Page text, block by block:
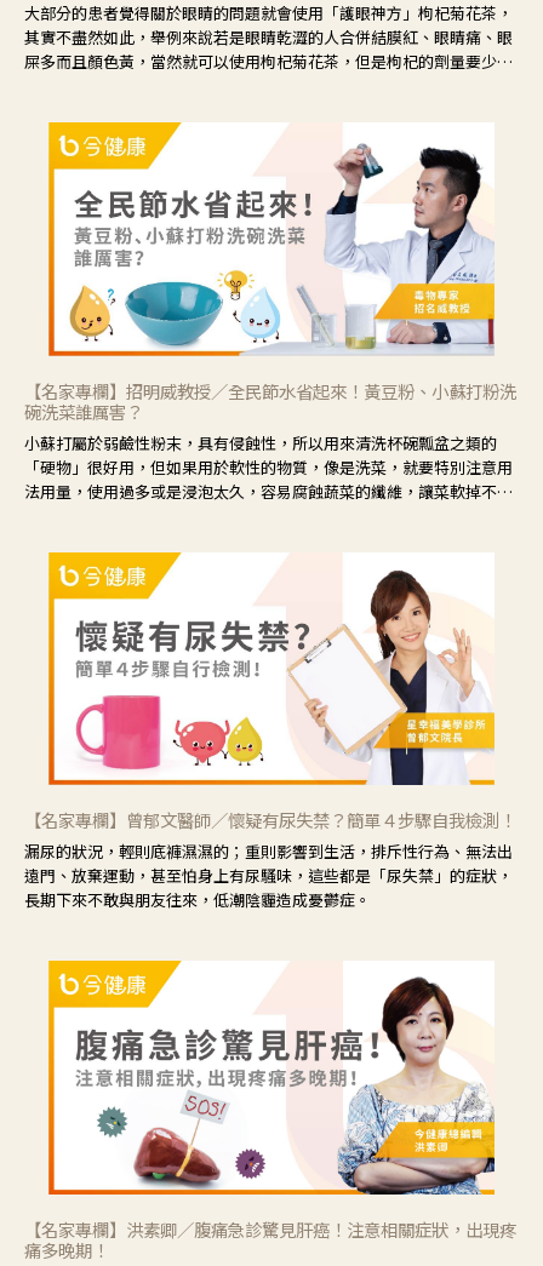
大部分的患者覺得關於眼睛的問題就會使用「護眼神方」枸杞菊花茶，
其實不盡然如此，舉例來說若是眼睛乾澀的人合併結膜紅、眼睛痛、眼
屎多而且顏色黃，當然就可以使用枸杞菊花茶，但是枸杞的劑量要少，
候就要使用菊花、金銀花來治療；假如單純的眼睛乾澀，結膜沒有紅，
眼睛周圍沒有眼屎，這種情況是屬於「陰虛」，就可以使用枸杞、蓮
藕、麥門冬、山藥等比較滋潤的藥材，效果就更顯著。
【名家專欄】招明威教授／全民節水省起來！黃豆粉、小蘇打粉洗
碗洗菜誰厲害？
小蘇打屬於弱鹼性粉末，具有侵蝕性，所以用來清洗杯碗瓢盆之類的
「硬物」很好用，但如果用於軟性的物質，像是洗菜，就要特別注意用
法用量，使用過多或是浸泡太久，容易腐蝕蔬菜的纖維，讓菜軟掉不清
【名家專欄】曾郁文醫師／懷疑有尿失禁？簡單４步驟自我檢測！
漏尿的狀況，輕則底褲濕濕的；重則影響到生活，排斥性行為、無法出
遠門、放棄運動，甚至怕身上有尿騷味，這些都是「尿失禁」的症狀，
長期下來不敢與朋友往來，低潮陰霾造成憂鬱症。
【名家專欄】洪素卿／腹痛急診驚見肝癌！注意相關症狀，出現疼
痛多晚期！